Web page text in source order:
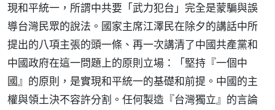
現和平統一，所謂中共要「武力犯台」完全是蒙騙與誤
導台灣民眾的說法。國家主席江澤民在除夕的講話中所
提出的八項主張的頭一條、再一次講清了中國共產黨和
中國政府在這一問題上的原則立場：「堅持『一個中
國』的原則，是實現和平統一的基礎和前提。中國的主
權與領土決不容許分割。任何製造『台灣獨立』的言論